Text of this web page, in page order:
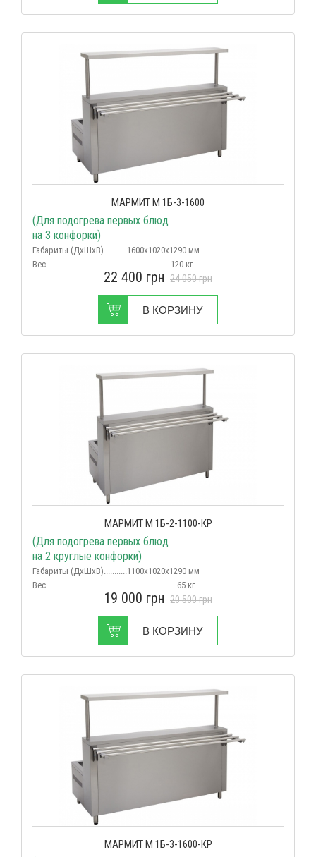
МАРМИТ М 1Б-3-1600
(Для подогрева первых блюд
на 3 конфорки)
Габариты (ДхШхВ)...........1600х1020х1290 мм
Вес...........................................................120 кг
Срок поставки...................................в наличии
22 400 грн 24 050грн
В КОРЗИНУ
МАРМИТ М 1Б-2-1100-КР
(Для подогрева первых блюд
на 2 круглые конфорки)
Габариты (ДхШхВ)...........1100х1020х1290 мм
Вес..............................................................65 кг
Срок поставки...................................в наличии
19 000 грн 20 500грн
В КОРЗИНУ
МАРМИТ М 1Б-3-1600-КР